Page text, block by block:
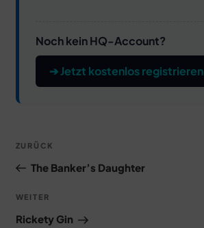
Noch kein HQ-Account?
➔ Jetzt kostenlos registrieren
Beitragsnavigation
Vorheriger
Beitrag
ZURÜCK
The Banker’s Daughter
Nächster
Beitrag
WEITER
Rickety Gin